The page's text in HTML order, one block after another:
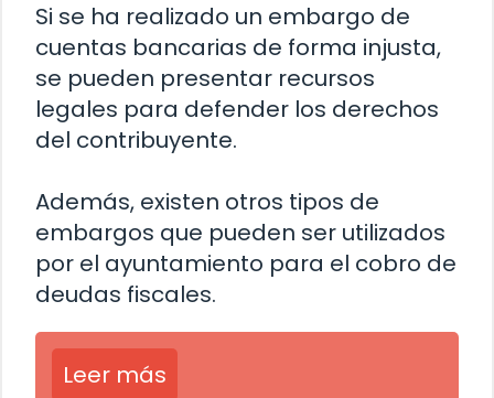
Si se ha realizado un embargo de
cuentas bancarias de forma injusta,
se pueden presentar recursos
legales para defender los derechos
del contribuyente.
Además, existen otros tipos de
embargos que pueden ser utilizados
por el ayuntamiento para el cobro de
deudas fiscales.
Leer más